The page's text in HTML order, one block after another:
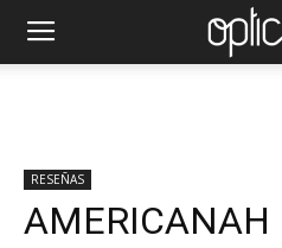
RESEÑAS
AMERICANAH